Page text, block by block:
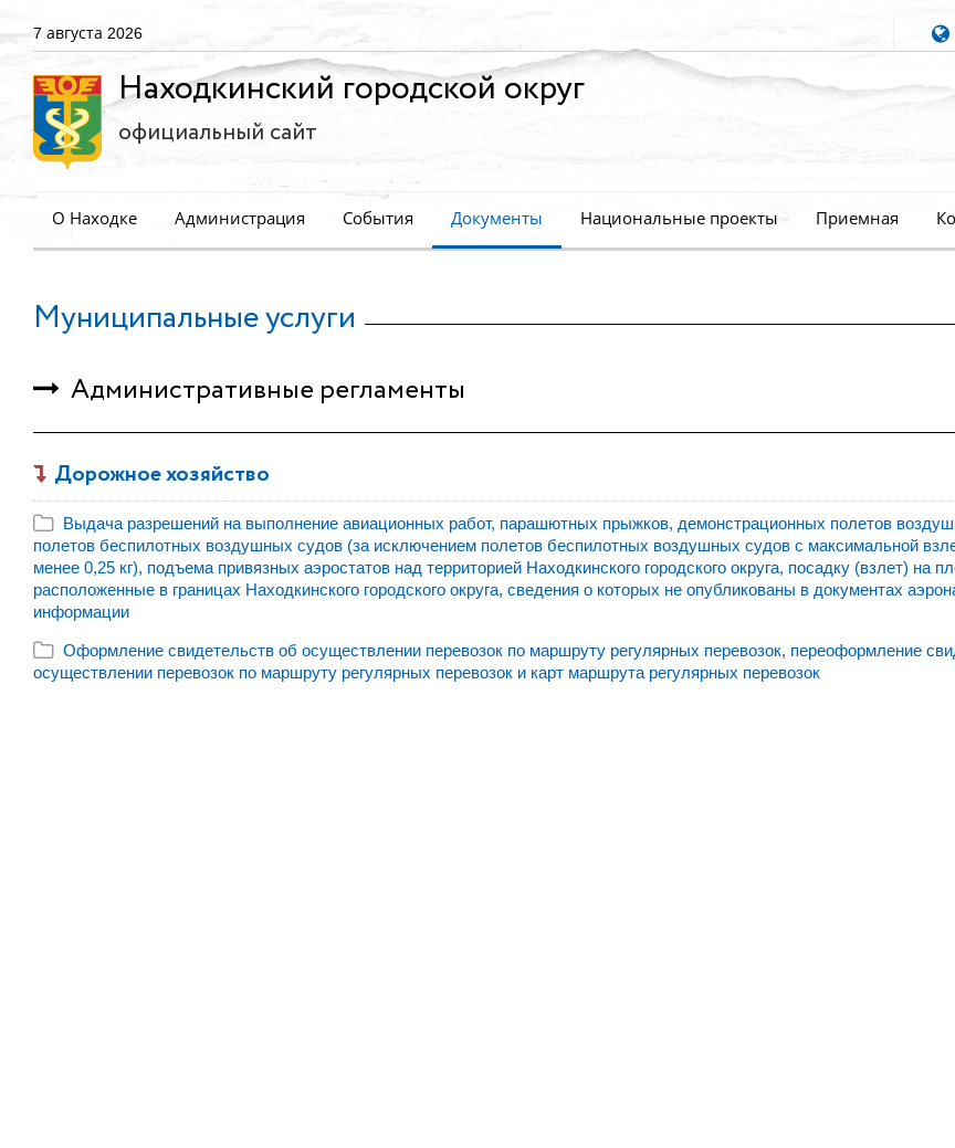
7 августа 2026
Находкинский городской округ
официальный сайт
О Находке Администрация События Документы Национальные проекты Приемная
Муниципальные услуги
Административные регламенты
Дорожное хозяйство
Выдача разрешений на выполнение авиационных работ, парашютных прыжков, демонстрационных полетов
полетов беспилотных воздушных судов (за исключением полетов беспилотных воздушных судов с максимальной
менее 0,25 кг), подъема привязных аэростатов над территорией Находкинского городского округа, посадку (взлет) на
расположенные в границах Находкинского городского округа, сведения о которых не опубликованы в документах
информации
Оформление свидетельств об осуществлении перевозок по маршруту регулярных перевозок, переоформление
осуществлении перевозок по маршруту регулярных перевозок и карт маршрута регулярных перевозок